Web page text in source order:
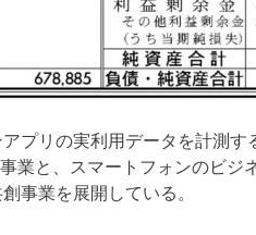
プリの実利用データを計測す
業と、スマートフォンのビジ
事業を展開している。